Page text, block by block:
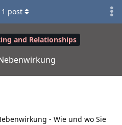
and Relationships
1 post
- Wie und wo Sie